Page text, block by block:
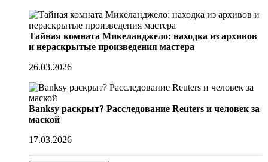
Тайная комната Микеланджело: находка из архивов
и нераскрытые произведения мастера
26.03.2026
Banksy раскрыт? Расследование Reuters и человек за
маской
17.03.2026